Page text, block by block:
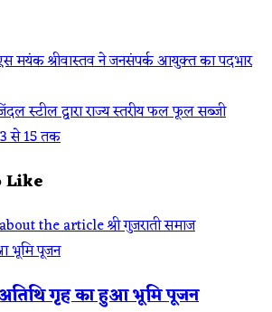
मयंक श्रीवास्तव ने जनसंपर्क आयुक्त का पदभार
स्टील द्वारा राज्य स्तरीय फल फूल सब्जी
13 से 15 तक
Like
अतिथि गृह का हुआ भूमि पूजन